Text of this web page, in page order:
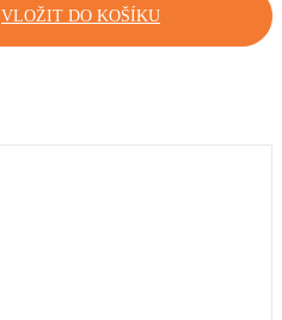
VLOŽIT DO KOŠÍKU